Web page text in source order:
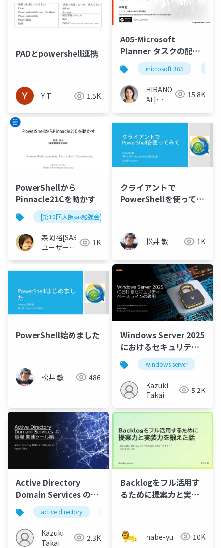
PADとpowershell連携
Y T 1.5K
A05-Microsoft
Planner タスクの配布
機能を利用して繰り返
しタスク作成をしよう
microsoft 365
HIRANO
Ai |
SharePoint
15.8K
PowerShellから
Pinnacle21Cを動かす
[第10回大阪sas勉強会]
森岡裕[SAS
ユーザー総
1K
クライアントで
PowerShellを使ってみ
松井 敏 1K
PowerShell始めました
松井 敏 486
Windows Server 2025
におけるセキュリティ
ベースラインの適用
windows server
Kazuki
Takai
5.2K
Active Directory
Domain Services の基
礎 関連ツール編
active directory
Kazuki
Takai
2.3K
Backlogをフル活用す
るために提案力と実装
nabe-yu 10K